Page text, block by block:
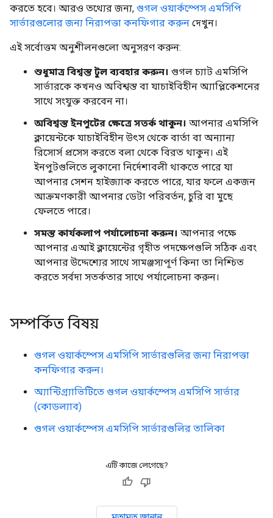
করতে হবে। আরও তথ্যের জন্য, গুগল ওয়ার্কস্পেস এমসিপি
সার্ভারগুলোর জন্য নিরাপত্তা কনফিগার করুন দেখুন।
এই সর্বোত্তম অনুশীলনগুলো অনুসরণ করুন:
শুধুমাত্র বিশ্বস্ত টুল ব্যবহার করুন। গুগল চ্যাট এমসিপি
সার্ভারকে কখনও অবিশ্বস্ত বা যাচাইবিহীন অ্যাপ্লিকেশনের
সাথে সংযুক্ত করবেন না।
অবিশ্বস্ত ইনপুটের ক্ষেত্রে সতর্ক থাকুন। আপনার এমসিপি
ক্লায়েন্টকে যাচাইবিহীন উৎস থেকে বার্তা বা অন্যান্য
রিসোর্স প্রসেস করতে বলা থেকে বিরত থাকুন। এই
ইনপুটগুলিতে লুকানো নির্দেশাবলী থাকতে পারে যা
আপনার সেশন হাইজ্যাক করতে পারে, যার ফলে একজন
আক্রমণকারী আপনার ডেটা পরিবর্তন, চুরি বা মুছে
ফেলতে পারে।
সমস্ত কার্যকলাপ পর্যালোচনা করুন। আপনার পক্ষে
আপনার এআই ক্লায়েন্টের গৃহীত পদক্ষেপগুলি সঠিক এবং
আপনার উদ্দেশ্যের সাথে সামঞ্জস্যপূর্ণ কিনা তা নিশ্চিত
করতে সর্বদা সতর্কতার সাথে পর্যালোচনা করুন।
সম্পর্কিত বিষয়
গুগল ওয়ার্কস্পেস এমসিপি সার্ভারগুলির জন্য নিরাপত্তা
কনফিগার করুন।
অ্যান্টিগ্র্যাভিটিতে গুগল ওয়ার্কস্পেস এমসিপি সার্ভার
(কোডল্যাব)
গুগল ওয়ার্কস্পেস এমসিপি সার্ভারগুলির তালিকা
এটি কাজে লেগেছে?